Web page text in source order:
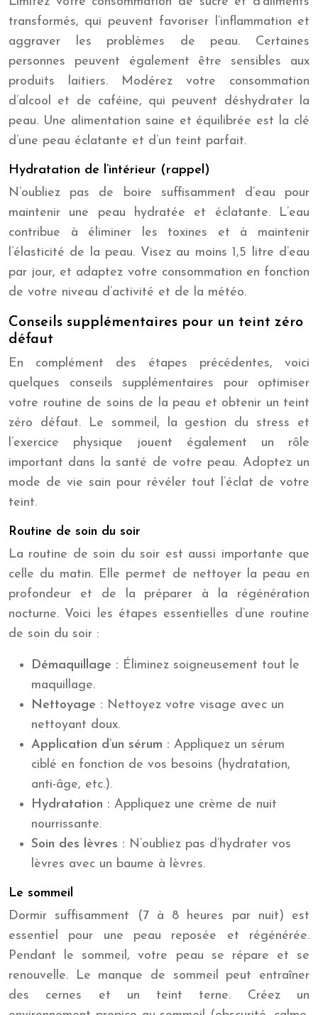
transformés, qui peuvent favoriser l’inflammation et
aggraver les problèmes de peau. Certaines
personnes peuvent également être sensibles aux
produits laitiers. Modérez votre consommation
d’alcool et de caféine, qui peuvent déshydrater la
peau. Une alimentation saine et équilibrée est la clé
d’une peau éclatante et d’un teint parfait.
Hydratation de l’intérieur (rappel)
N’oubliez pas de boire suffisamment d’eau pour
maintenir une peau hydratée et éclatante. L’eau
contribue à éliminer les toxines et à maintenir
l’élasticité de la peau. Visez au moins 1,5 litre d’eau
par jour, et adaptez votre consommation en fonction
de votre niveau d’activité et de la météo.
Conseils supplémentaires pour un teint zéro
défaut
En complément des étapes précédentes, voici
quelques conseils supplémentaires pour optimiser
votre routine de soins de la peau et obtenir un teint
zéro défaut. Le sommeil, la gestion du stress et
l’exercice physique jouent également un rôle
important dans la santé de votre peau. Adoptez un
mode de vie sain pour révéler tout l’éclat de votre
teint.
Routine de soin du soir
La routine de soin du soir est aussi importante que
celle du matin. Elle permet de nettoyer la peau en
profondeur et de la préparer à la régénération
nocturne. Voici les étapes essentielles d’une routine
de soin du soir :
Démaquillage : Éliminez soigneusement tout le
maquillage.
Nettoyage : Nettoyez votre visage avec un
nettoyant doux.
Application d’un sérum : Appliquez un sérum
ciblé en fonction de vos besoins (hydratation,
anti-âge, etc.).
Hydratation : Appliquez une crème de nuit
nourrissante.
Soin des lèvres : N’oubliez pas d’hydrater vos
lèvres avec un baume à lèvres.
Le sommeil
Dormir suffisamment (7 à 8 heures par nuit) est
essentiel pour une peau reposée et régénérée.
Pendant le sommeil, votre peau se répare et se
renouvelle. Le manque de sommeil peut entraîner
des cernes et un teint terne. Créez un